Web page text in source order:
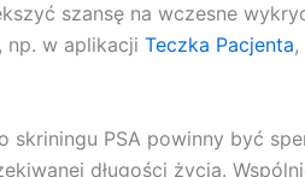
szansę na wczesne
np. w aplikacji Teczka Pacjenta,
PSA powinny być
długości życia.